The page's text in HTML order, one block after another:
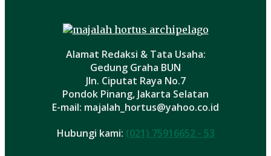
Alamat Redaksi & Tata Usaha:
Gedung Graha BUN
Jln. Ciputat Raya No.7
Pondok Pinang, Jakarta Selatan
E-mail: majalah_hortus@yahoo.co.id
Hubungi kami: (021) 75916652 - 53